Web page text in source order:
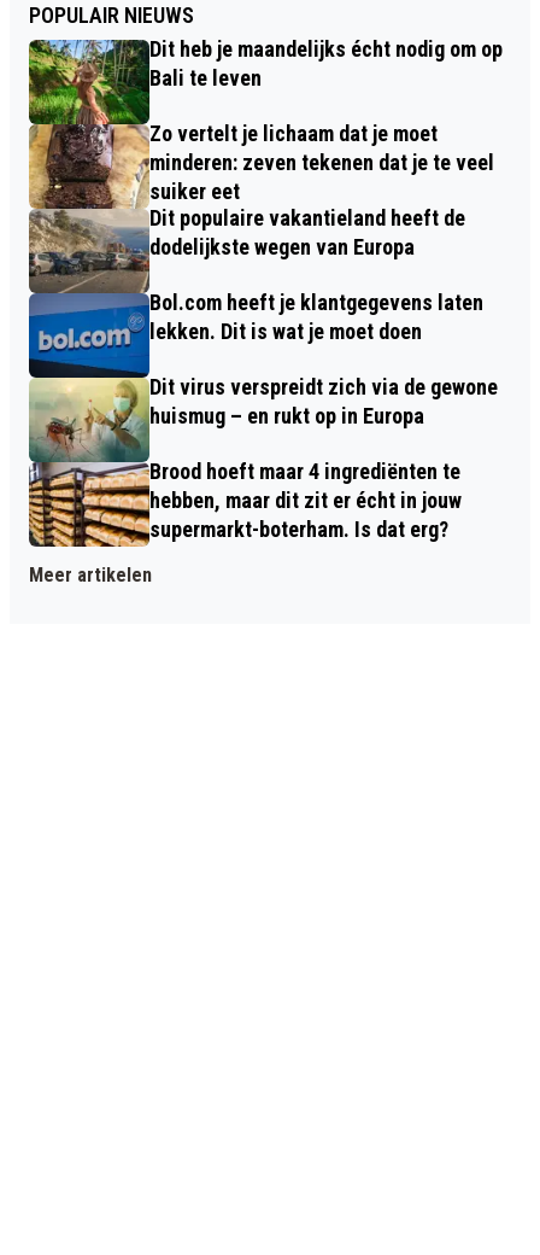
POPULAIR NIEUWS
Dit heb je maandelijks écht nodig om op
Bali te leven
Zo vertelt je lichaam dat je moet
minderen: zeven tekenen dat je te veel
suiker eet
Dit populaire vakantieland heeft de
dodelijkste wegen van Europa
Bol.com heeft je klantgegevens laten
lekken. Dit is wat je moet doen
Dit virus verspreidt zich via de gewone
huismug – en rukt op in Europa
Brood hoeft maar 4 ingrediënten te
hebben, maar dit zit er écht in jouw
supermarkt-boterham. Is dat erg?
Meer artikelen